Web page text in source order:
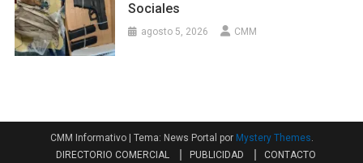
Sociales
agosto 5, 2026 CMM
CMM Informativo Tema: News Portal por Mystery Themes.
DIRECTORIO COMERCIAL
PUBLICIDAD CONTACTO